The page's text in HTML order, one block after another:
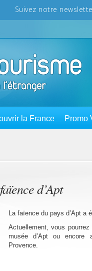
la France Promo
d’Apt
La faïence du pays d’Apt a
Actuellement, vous
musée d’Apt ou encore
Provence.